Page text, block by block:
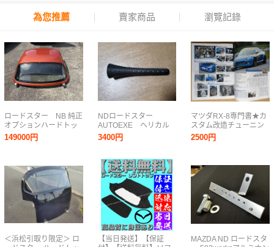
為您推薦 賣家商品 瀏覽記錄
ロードスター NB 純正
オプションハードトッ
プ 熱線あり、純正カ
プラー マツダ
149000円
＜浜松引取り限定＞ ロ
NDロードスター
AUTOEXE ヘリカル
ショートアンテナ
3400円
【当日発送】【保証
マツダRX-8専門書★カ
スタム改造チューニン
グ社外品ドレスアップ
車高調マツダスピード
ニ整備RX-7
2500円
MAZDA ND ロードスタ